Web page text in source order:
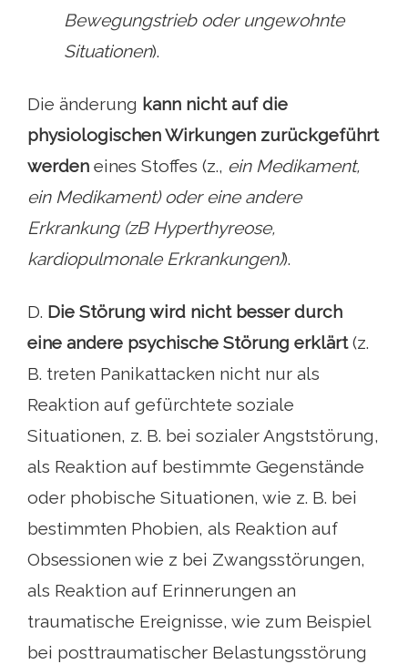
Bewegungstrieb oder ungewohnte
Situationen).
Die änderung kann nicht auf die
physiologischen Wirkungen zurückgeführt
werden eines Stoffes (z., ein Medikament,
ein Medikament) oder eine andere
Erkrankung (zB Hyperthyreose,
kardiopulmonale Erkrankungen)).
D. Die Störung wird nicht besser durch
eine andere psychische Störung erklärt(z.
B. treten Panikattacken nicht nur als
Reaktion auf gefürchtete soziale
Situationen, z. B. bei sozialer Angststörung,
als Reaktion auf bestimmte Gegenstände
oder phobische Situationen, wie z. B. bei
bestimmten Phobien, als Reaktion auf
Obsessionen wie z bei Zwangsstörungen,
als Reaktion auf Erinnerungen an
traumatische Ereignisse, wie zum Beispiel
bei posttraumatischer Belastungsstörung